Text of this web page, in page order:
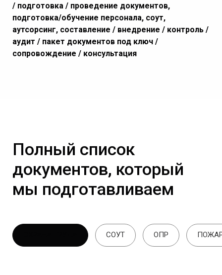
/ подготовка / проведение документов,
подготовка/обучение персонала, соут,
аутсорсинг, составление / внедрение / контроль /
аудит / пакет документов под ключ /
сопровождение / консультация
Полный список
документов, который
мы подготавливаем
СОУТ ОПР